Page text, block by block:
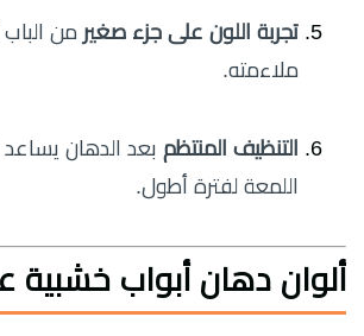
تجربة اللون على جزء صغير من الباب
ملاءمته.
التنظيف المنتظم بعد الدهان
اللمعة لفترة أطول.
ألوان دهان أبواب خشبية